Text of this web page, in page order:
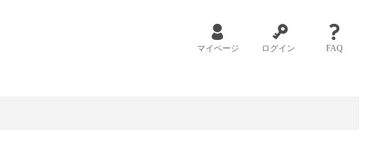
マイページ ログイン FAQ